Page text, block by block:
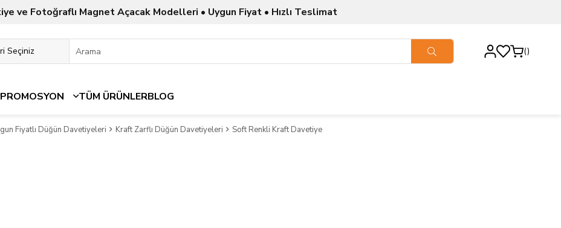
ve Fotoğraflı Magnet Açacak Modelleri • Uygun Fiyat • Hızlı Teslimat
PROMOSYON TÜM ÜRÜNLERBLOG
Fiyatlı Düğün Davetiyeleri Kraft Zarflı Düğün Davetiyeleri Soft Renkli Kraft Davetiye